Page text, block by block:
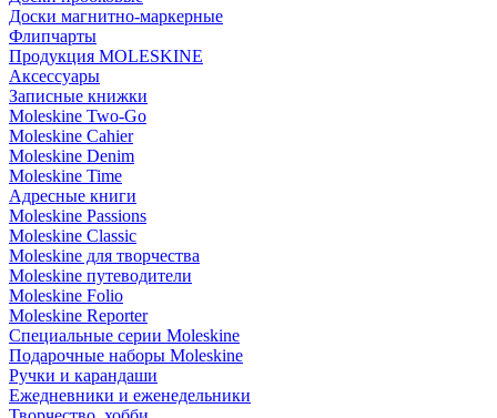
Доски магнитно-маркерные
Флипчарты
Продукция MOLESKINE
Аксессуары
Записные книжки
Moleskine Two-Go
Moleskine Cahier
Moleskine Denim
Moleskine Time
Адресные книги
Moleskine Passions
Moleskine Classic
Moleskine для творчества
Moleskine путеводители
Moleskine Folio
Moleskine Reporter
Специальные серии Moleskine
Подарочные наборы Moleskine
Ручки и карандаши
Ежедневники и еженедельники